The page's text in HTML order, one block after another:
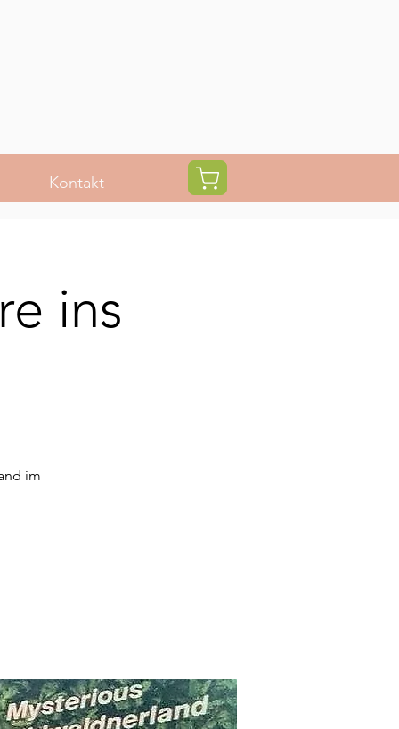
Kontakt
ins
im